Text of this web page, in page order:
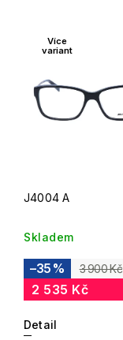
Více
variant
J4004 A
Skladem
3 900 Kč
–35 %
2 535 Kč
Detail